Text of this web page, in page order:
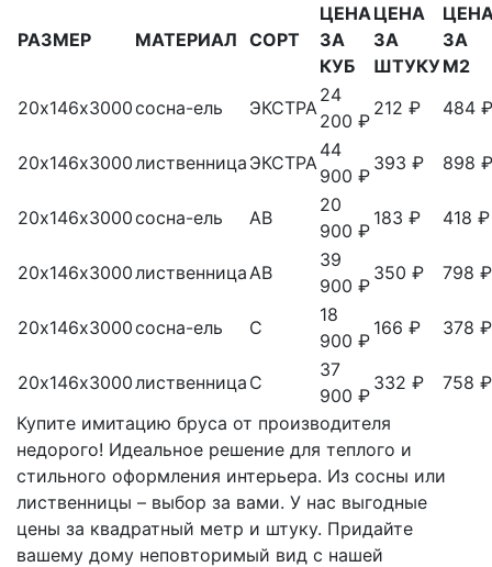
РАЗМЕР МАТЕРИАЛ СОРТ
ЦЕНА
ЗА
КУБ
ЦЕНА
ЗА
ШТУКУ
ЗА
М2
20х146х3000сосна-ель ЭКСТРА
24
200 ₽
212 ₽ 484 ₽
20х146х3000лиственница ЭКСТРА
44
900 ₽
393 ₽ 898 ₽
20х146х3000сосна-ель АВ
20
900 ₽
183 ₽ 418 ₽
20х146х3000лиственница АВ
39
900 ₽
350 ₽ 798 ₽
20х146х3000сосна-ель С
18
900 ₽
166 ₽ 378 ₽
20х146х3000лиственница С
37
900 ₽
332 ₽
758 ₽
Купите имитацию бруса от производителя
недорого! Идеальное решение для теплого и
стильного оформления интерьера. Из сосны или
лиственницы – выбор за вами. У нас выгодные
цены за квадратный метр и штуку. Придайте
вашему дому неповторимый вид с нашей